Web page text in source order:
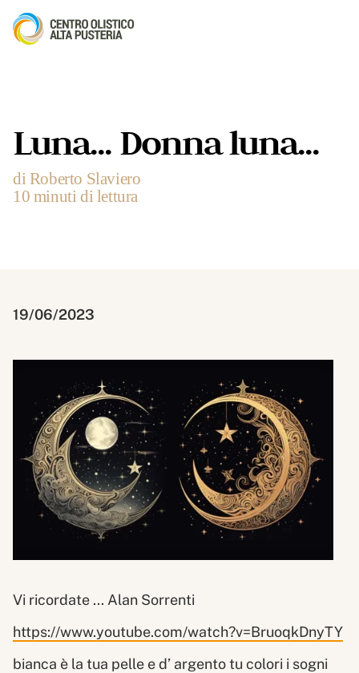
Luna... Donna luna...
di Roberto Slaviero
10 minuti di lettura
19/06/2023
Vi ricordate ... Alan Sorrenti
https://www.youtube.com/watch?v=BruoqkDnyTY
bianca è la tua pelle e d’ argento tu colori i sogni